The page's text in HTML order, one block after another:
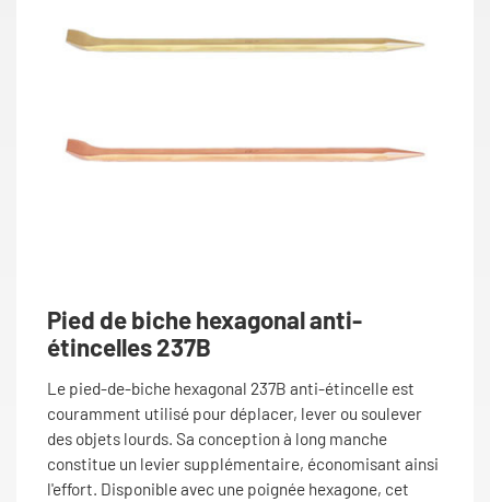
Pied de biche hexagonal anti-
étincelles 237B
Le pied-de-biche hexagonal 237B anti-étincelle est
couramment utilisé pour déplacer, lever ou soulever
des objets lourds. Sa conception à long manche
constitue un levier supplémentaire, économisant ainsi
l'effort. Disponible avec une poignée hexagone, cet